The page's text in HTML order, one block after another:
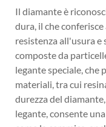
Il diamante è
dura, il che
resistenza all'usura
composte da
legante speciale, che
materiali, tra cui
durezza del
legante, consente